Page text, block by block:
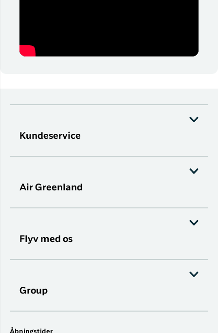
Kundeservice
Air Greenland
Flyv med os
Group
Åbningstider